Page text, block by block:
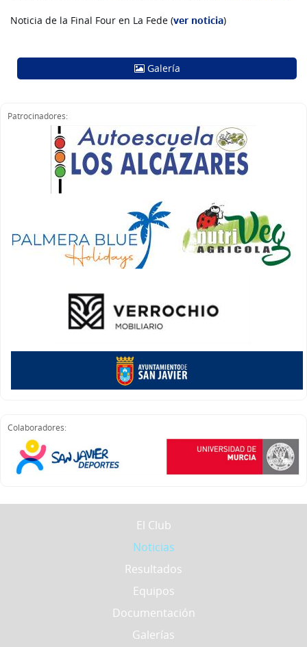
Noticia de la Final Four en La Fede (ver noticia)
Galería
Patrocinadores:
Colaboradores:
El Club
Noticias
Resultados
Equipos
Documentación
Galerías